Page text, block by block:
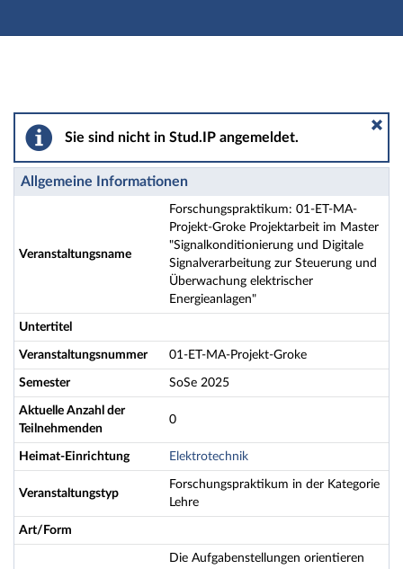
Hauptnavigation
Forschungspraktikum: 01-ET-MA-Projekt-Groke
Sie sind nicht in Stud.IP angemeldet.
Allgemeine Informationen
Veranstaltungsname
Forschungspraktikum: 01-ET-MA-
Projekt-Groke Projektarbeit im Master
"Signalkonditionierung und Digitale
Signalverarbeitung zur Steuerung und
Überwachung elektrischer
Energieanlagen"
Untertitel
Veranstaltungsnummer 01-ET-MA-Projekt-Groke
Semester SoSe 2025
Aktuelle Anzahl der
Teilnehmenden
0
Heimat-Einrichtung Elektrotechnik
Veranstaltungstyp
Forschungspraktikum in der Kategorie
Lehre
Art/Form
Die Aufgabenstellungen orientieren